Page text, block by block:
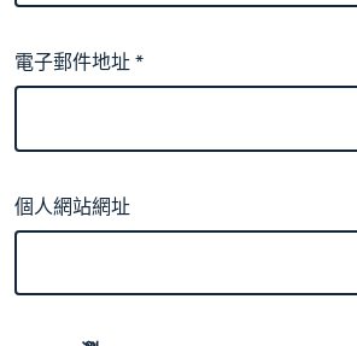
電子郵件地址*
個人網站網址